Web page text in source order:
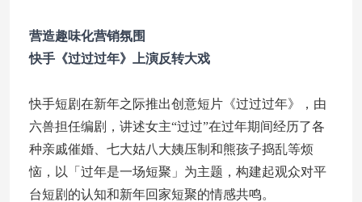
营造趣味化营销氛围
快手《过过过年》上演反转大戏
快手短剧在新年之际推出创意短片《过过过年》，由
六兽担任编剧，讲述女主“过过”在过年期间经历了各
种亲戚催婚、七大姑八大姨压制和熊孩子捣乱等烦
恼，以「过年是一场短聚」为主题，构建起观众对平
台短剧的认知和新年回家短聚的情感共鸣。